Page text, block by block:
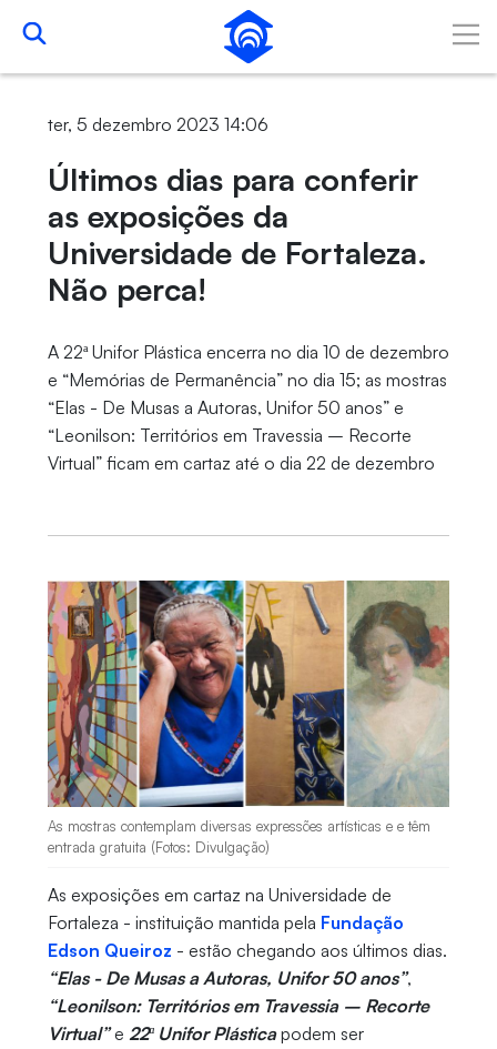
Pular para o Conteúdo principal
ter, 5 dezembro 2023 14:06
Últimos dias para conferir
as exposições da
Universidade de Fortaleza.
Não perca!
A 22ª Unifor Plástica encerra no dia 10 de dezembro
e “Memórias de Permanência” no dia 15; as mostras
“Elas - De Musas a Autoras, Unifor 50 anos” e
“Leonilson: Territórios em Travessia – Recorte
Virtual” ficam em cartaz até o dia 22 de dezembro
As mostras contemplam diversas expressões artísticas e e têm
entrada gratuita (Fotos: Divulgação)
As exposições em cartaz na Universidade de
Fortaleza - instituição mantida pela Fundação
Edson Queiroz - estão chegando aos últimos dias.
“Elas - De Musas a Autoras, Unifor 50 anos”,
“Leonilson: Territórios em Travessia – Recorte
Virtual”e 22ª Unifor Plásticapodem ser